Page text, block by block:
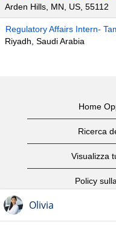
Arden Hills, MN, US, 55112
Regulatory Affairs Intern-
Riyadh, Saudi Arabia
Home
Ricerca
Visualizza
Policy